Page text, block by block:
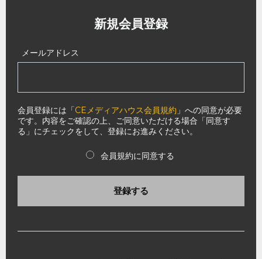
新規会員登録
メールアドレス
会員登録には「CEメディアハウス会員規約 」への同意が必要
です。内容をご確認の上、ご同意いただける場合「同意す
る」にチェックをして、登録にお進みください。
会員規約に同意する
登録する